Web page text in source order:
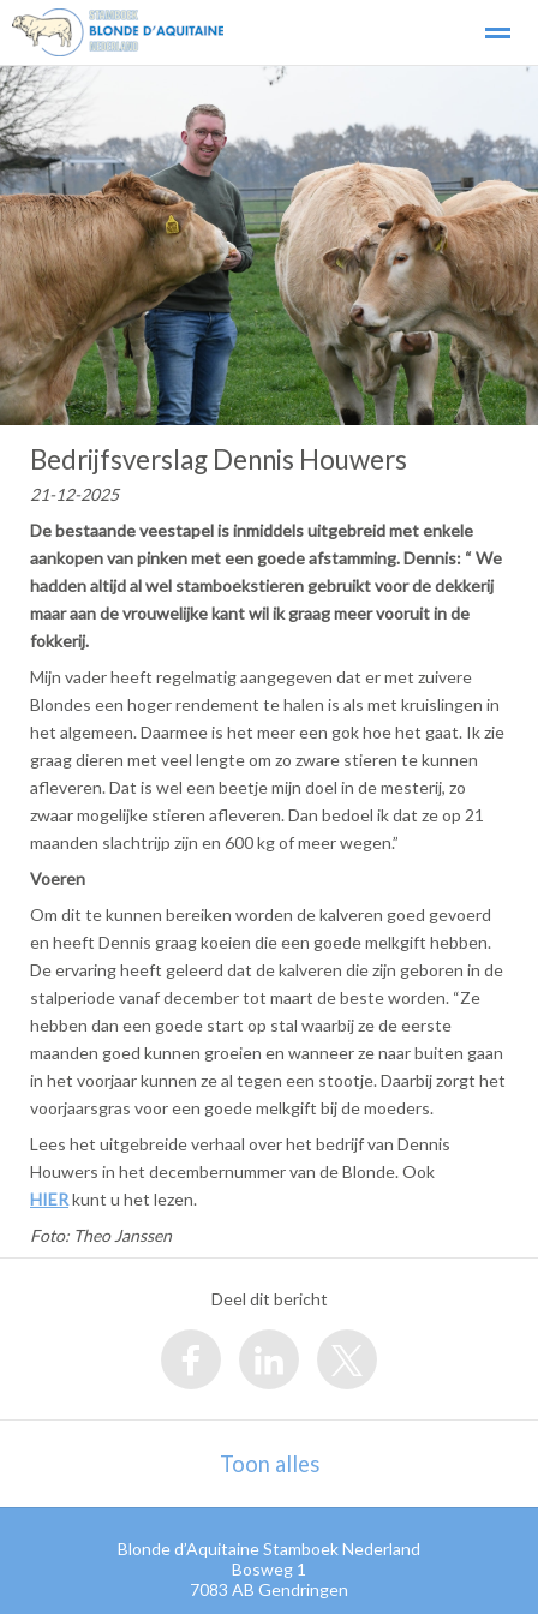
Over het ras Organisatie - bestuur
Home Nieuws Agenda Foto's E-
Bedrijfsverslag Dennis Houwers
21-12-2025
De bestaande veestapel is inmiddels uitgebreid met enkele
aankopen van pinken met een goede afstamming. Dennis: “ We
hadden altijd al wel stamboekstieren gebruikt voor de dekkerij
maar aan de vrouwelijke kant wil ik graag meer vooruit in de
fokkerij.
Mijn vader heeft regelmatig aangegeven dat er met zuivere
Blondes een hoger rendement te halen is als met kruislingen in
het algemeen. Daarmee is het meer een gok hoe het gaat. Ik zie
graag dieren met veel lengte om zo zware stieren te kunnen
afleveren. Dat is wel een beetje mijn doel in de mesterij, zo
zwaar mogelijke stieren afleveren. Dan bedoel ik dat ze op 21
maanden slachtrijp zijn en 600 kg of meer wegen.”
Voeren
Om dit te kunnen bereiken worden de kalveren goed gevoerd
en heeft Dennis graag koeien die een goede melkgift hebben.
De ervaring heeft geleerd dat de kalveren die zijn geboren in de
stalperiode vanaf december tot maart de beste worden. “Ze
hebben dan een goede start op stal waarbij ze de eerste
maanden goed kunnen groeien en wanneer ze naar buiten gaan
in het voorjaar kunnen ze al tegen een stootje. Daarbij zorgt het
voorjaarsgras voor een goede melkgift bij de moeders.
Lees het uitgebreide verhaal over het bedrijf van Dennis
Houwers in het decembernummer van de Blonde. Ook
HIERkunt u het lezen.
Foto: Theo Janssen
Deel dit bericht
Toon alles
Blonde d’Aquitaine Stamboek Nederland
Bosweg 1
7083 AB Gendringen